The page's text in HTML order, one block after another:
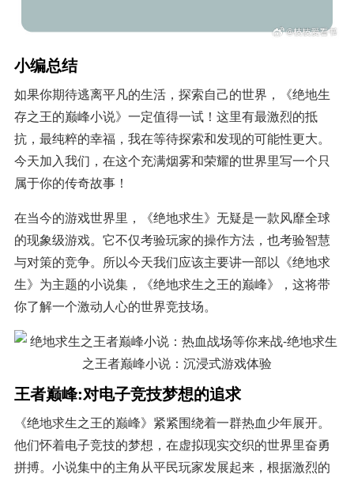
小编总结
如果你期待逃离平凡的生活，探索自己的世界，《绝地生
存之王的巅峰小说》一定值得一试！这里有最激烈的抵
抗，最纯粹的幸福，我在等待探索和发现的可能性更大。
今天加入我们，在这个充满烟雾和荣耀的世界里写一个只
属于你的传奇故事！
在当今的游戏世界里，《绝地求生》无疑是一款风靡全球
的现象级游戏。它不仅考验玩家的操作方法，也考验智慧
与对策的竞争。所以今天我们应该主要讲一部以《绝地求
生》为主题的小说集，《绝地求生之王的巅峰》，这将带
你了解一个激动人心的世界竞技场。
王者巅峰:对电子竞技梦想的追求
《绝地求生之王的巅峰》紧紧围绕着一群热血少年展开。
他们怀着电子竞技的梦想，在虚拟现实交织的世界里奋勇
拼搏。小说集中的主角从平民玩家发展起来，根据激烈的